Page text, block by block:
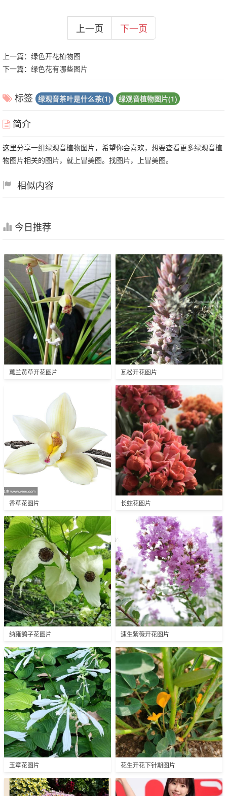
上一页 下一页
上一篇： 绿色开花植物图
下一篇： 绿色花有哪些图片
标签 绿观音茶叶是什么茶(1) 绿观音植物图片(1)
简介
这里分享一组绿观音植物图片，希望你会喜欢，想要查看更多绿观音植
物图片相关的图片，就上冒美图。找图片，上冒美图。
相似内容
今日推荐
蕙兰黄草开花图片 瓦松开花图片
香草花图片 长蛇花图片
纳雍鸽子花图片 速生紫薇开花图片
玉章花图片 花生开花下针期图片